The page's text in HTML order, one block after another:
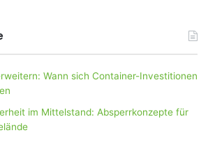
Wann sich Container-Investitionen
im Mittelstand: Absperrkonzepte für